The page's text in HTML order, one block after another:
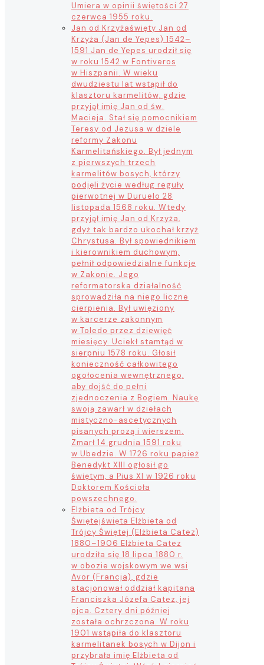
Umiera w opinii świętości 27
czerwca 1955 roku.
Jan od Krzyżaświęty Jan od
Krzyża (Jan de Yepes) 1542–
1591 Jan de Yepes urodził się
w roku 1542 w Fontiveros
w Hiszpanii. W wieku
dwudziestu lat wstąpił do
klasztoru karmelitów, gdzie
przyjął imię Jan od św.
Macieja. Stał się pomocnikiem
Teresy od Jezusa w dziele
reformy Zakonu
Karmelitańskiego. Był jednym
z pierwszych trzech
karmelitów bosych, którzy
podjęli życie według reguły
pierwotnej w Duruelo 28
listopada 1568 roku. Wtedy
przyjął imię Jan od Krzyża,
gdyż tak bardzo ukochał krzyż
Chrystusa. Był spowiednikiem
i kierownikiem duchowym,
pełnił odpowiedzialne funkcje
w Zakonie. Jego
reformatorska działalność
sprowadziła na niego liczne
cierpienia. Był uwięziony
w karcerze zakonnym
w Toledo przez dziewięć
miesięcy. Uciekł stamtąd w
sierpniu 1578 roku. Głosił
konieczność całkowitego
ogołocenia wewnętrznego,
aby dojść do pełni
zjednoczenia z Bogiem. Naukę
swoją zawarł w dziełach
mistyczno-ascetycznych
pisanych prozą i wierszem.
Zmarł 14 grudnia 1591 roku
w Ubedzie. W 1726 roku papież
Benedykt XIII ogłosił go
świętym, a Pius XI w 1926 roku
Doktorem Kościoła
powszechnego.
Elżbieta od Trójcy
Świętejświęta Elżbieta od
Trójcy Świętej (Elżbieta Catez)
1880–1906 Elżbieta Catez
urodziła się 18 lipca 1880 r.
w obozie wojskowym we wsi
Avor (Francja), gdzie
stacjonował oddział kapitana
Franciszka Józefa Catez, jej
ojca. Cztery dni później
została ochrzczona. W roku
1901 wstąpiła do klasztoru
karmelitanek bosych w Dijon i
przybrała imię Elżbieta od